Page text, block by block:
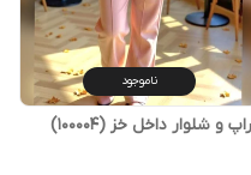
ناموجود
و شلوار داخل خز (100004)